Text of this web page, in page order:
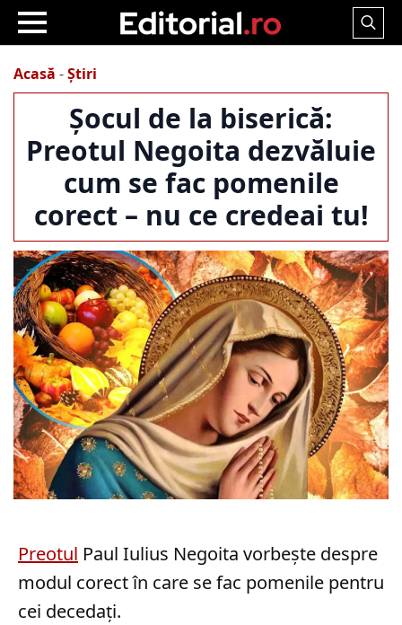
Search
Acasă -Știri
Șocul de la biserică:
Preotul Negoita dezvăluie
cum se fac pomenile
corect – nu ce credeai tu!
Preotul Paul Iulius Negoita vorbește despre
modul corect în care se fac pomenile pentru
cei decedați.